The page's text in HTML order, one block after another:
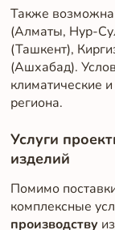
Также возможна
(Алматы, Нур-
(Ташкент),
(Ашхабад).
климатические
региона.
Услуги
изделий
Помимо
комплексные
производству